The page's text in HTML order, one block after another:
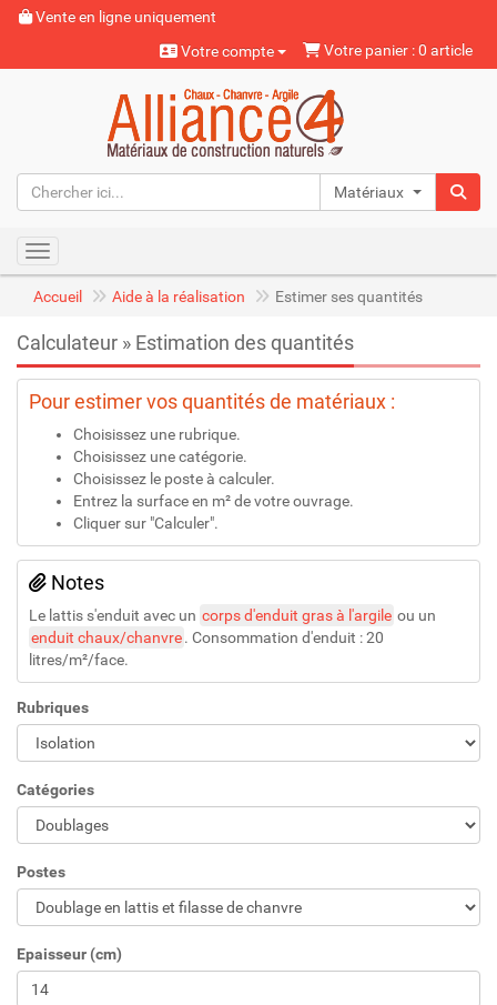
Vente en ligne uniquement
Votre compte
Votre panier : 0 article
Matériaux naturels
Toggle navigation
Accueil Aide à la réalisation Estimer ses quantités
Calculateur » Estimation des quantités
Pour estimer vos quantités de matériaux :
Choisissez une rubrique.
Choisissez une catégorie.
Choisissez le poste à calculer.
Entrez la surface en m² de votre ouvrage.
Cliquer sur "Calculer".
Notes
Le lattis s'enduit avec un corps d'enduit gras à l'argile ou un
enduit chaux/chanvre. Consommation d'enduit : 20
litres/m²/face.
Rubriques
Catégories
Postes
Epaisseur (cm)